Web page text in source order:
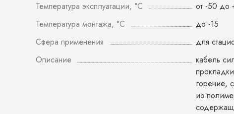
Температура эксплуатации, °С
от -50 до
Температура монтажа, °С
до -15
Сфера применения
для
Описание
кабель
горение,
из